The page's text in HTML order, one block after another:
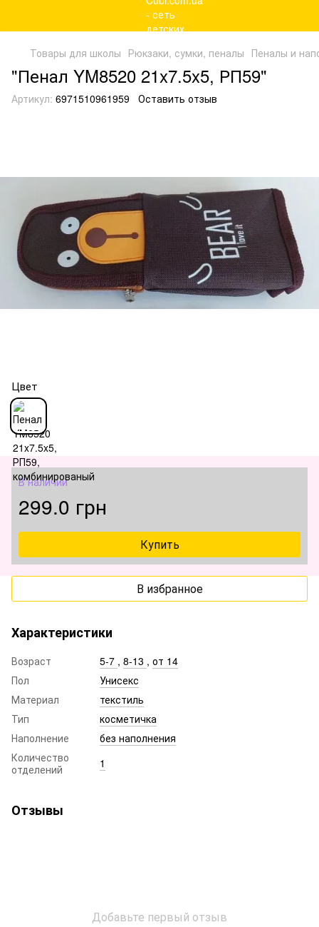
Товары для школы Рюкзаки, сумки, пеналы Пеналы и
"Пенал YM8520 21x7.5x5, РП59"
Артикул: 6971510961959 Оставить отзыв
Цвет
В наличии
299.0 грн
Купить
В избранное
Характеристики
Возраст 5-7 , 8-13 , от 14
Пол
Унисекс
Материал
текстиль
Тип
косметичка
Наполнение
без наполнения
Количество
отделений
1
Отзывы
Добавьте первый отзыв